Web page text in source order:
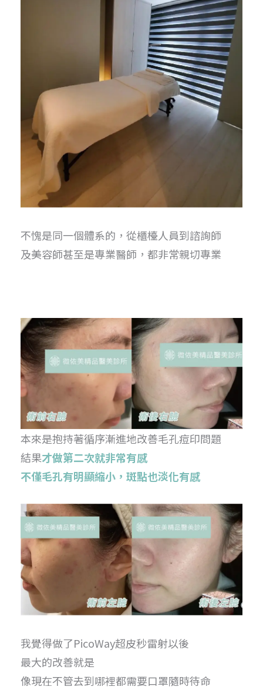
不愧是同一個體系的，從櫃檯人員到諮詢師
及美容師甚至是專業醫師，都非常親切專業
本來是抱持著循序漸進地改善毛孔痘印問題
結果才做第二次就非常有感
不僅毛孔有明顯縮小，斑點也淡化有感
我覺得做了PicoWay超皮秒雷射以後
最大的改善就是
像現在不管去到哪裡都需要口罩隨時待命